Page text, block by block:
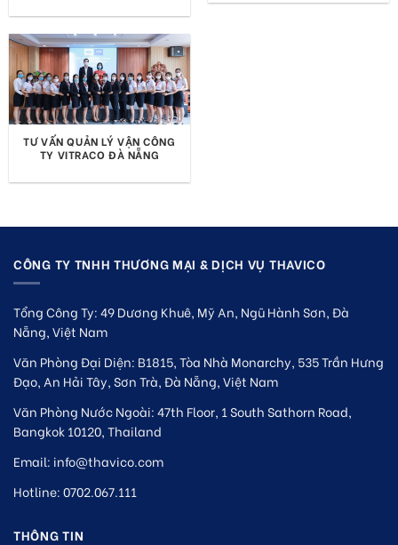
TƯ VẤN QUẢN LÝ VẬN CÔNG
TY VITRACO ĐÀ NẴNG
CÔNG TY TNHH THƯƠNG MẠI & DỊCH VỤ THAVICO
Tổng Công Ty: 49 Dương Khuê, Mỹ An, Ngũ Hành Sơn, Đà
Nẵng, Việt Nam
Văn Phòng Đại Diện: B1815, Tòa Nhà Monarchy, 535 Trần Hưng
Đạo, An Hải Tây, Sơn Trà, Đà Nẵng, Việt Nam
Văn Phòng Nước Ngoài: 47th Floor, 1 South Sathorn Road,
Bangkok 10120, Thailand
Email: info@thavico.com
Hotline: 0702.067.111
THÔNG TIN